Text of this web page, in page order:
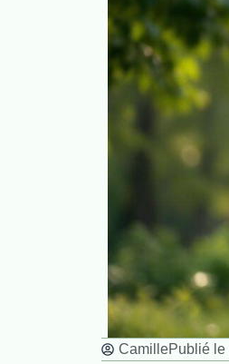
CamillePublié le